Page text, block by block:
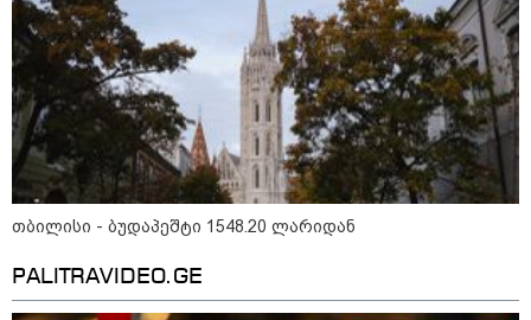
მკითხველის რჩევით
თბილისი - ბუდაპეშტი 1548.20 ლარიდან
PALITRAVIDEO.GE